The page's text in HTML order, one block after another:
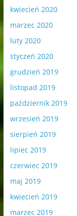
kwiecień 2020
marzec 2020
luty 2020
styczeń 2020
grudzień 2019
listopad 2019
październik 2019
wrzesień 2019
sierpień 2019
lipiec 2019
czerwiec 2019
maj 2019
kwiecień 2019
marzec 2019